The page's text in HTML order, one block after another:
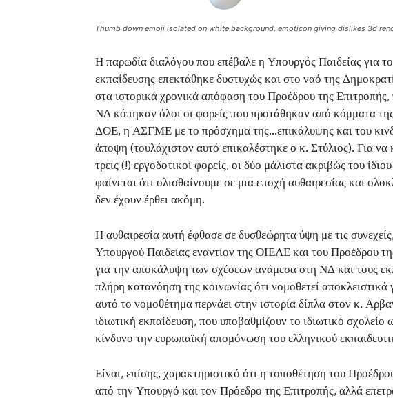
Thumb down emoji isolated on white background, emoticon giving dislikes 3d
Η παρωδία διαλόγου που επέβαλε η Υπουργός Παιδείας για
εκπαίδευσης επεκτάθηκε δυστυχώς και στο ναό της
στα ιστορικά χρονικά απόφαση του Προέδρου της
ΝΔ κόπηκαν όλοι οι φορείς που προτάθηκαν από κόμματα
ΔΟΕ, η ΑΣΓΜΕ με το πρόσχημα της…επικάλυψης και του
άποψη (τουλάχιστον αυτό επικαλέστηκε ο κ. Στύλιος). Για
τρεις (!) εργοδοτικοί φορείς, οι δύο μάλιστα ακριβώς του
φαίνεται ότι ολισθαίνουμε σε μια εποχή αυθαιρεσίας και
δεν έχουν έρθει ακόμη.
Η αυθαιρεσία αυτή έφθασε σε δυσθεώρητα ύψη με τις
Υπουργού Παιδείας εναντίον της ΟΙΕΛΕ και του Προέδρου
για την αποκάλυψη των σχέσεων ανάμεσα στη ΝΔ και τους
πλήρη κατανόηση της κοινωνίας ότι νομοθετεί
αυτό το νομοθέτημα περνάει στην ιστορία δίπλα στον κ.
ιδιωτική εκπαίδευση, που υποβαθμίζουν το ιδιωτικό
κίνδυνο την ευρωπαϊκή απομόνωση του ελληνικού
Είναι, επίσης, χαρακτηριστικό ότι η τοποθέτηση του
από την Υπουργό και τον Πρόεδρο της Επιτροπής, αλλά